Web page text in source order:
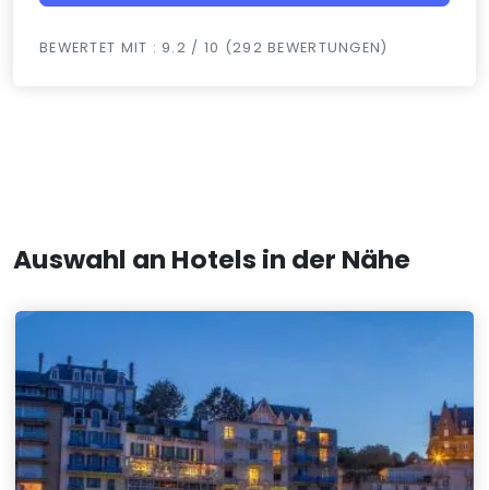
BEWERTET MIT : 9.2 / 10 (292 BEWERTUNGEN)
Auswahl an Hotels in der Nähe